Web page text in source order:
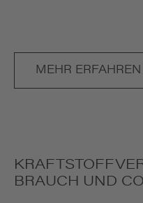
MEHR ERFAHREN
BRAUCH UND